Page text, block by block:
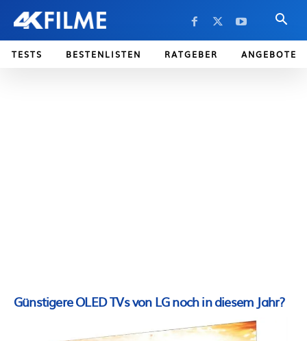
TESTS BESTENLISTEN RATGEBER ANGEBOTE
Günstigere OLED TVs von LG noch in diesem Jahr?